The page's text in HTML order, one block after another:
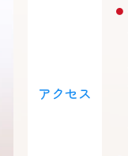
アクセス